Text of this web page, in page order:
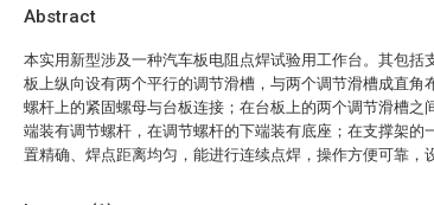
Abstract
本实用新型涉及一种汽车板电阻点焊试验用工作台。其包括
板上纵向设有两个平行的调节滑槽，与两个调节滑槽成直角
螺杆上的紧固螺母与台板连接；在台板上的两个调节滑槽之
端装有调节螺杆，在调节螺杆的下端装有底座；在支撑架的
置精确、焊点距离均匀，能进行连续点焊，操作方便可靠，